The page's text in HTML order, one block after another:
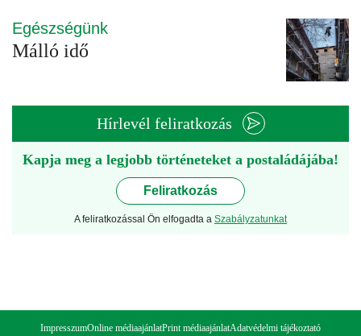
Egészségünk
Málló idő
Hírlevél feliratkozás
Kapja meg a legjobb történeteket a postaládájába!
Feliratkozás
A feliratkozással Ön elfogadta a Szabályzatunkat
ImpresszumOnline médiaajánlatPrint médiaajánlatAdatvédelmi tájékoztató